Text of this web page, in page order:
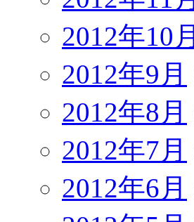
2012年10月
2012年9月
2012年8月
2012年7月
2012年6月